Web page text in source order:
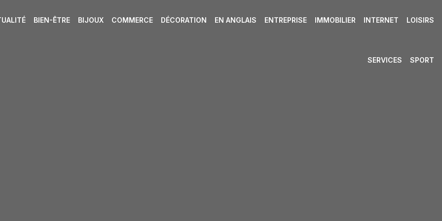
BIEN-ÊTRE BIJOUX COMMERCE DÉCORATION EN ANGLAIS ENTREPRISE IMMOBILIER INTERNET LOISIRS
SERVICES SPORT